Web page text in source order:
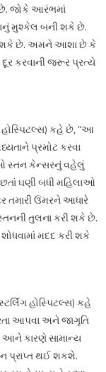
છે. જોકે આરંભમાં
મુશ્કેલ બની શકે છે.
શકે છે. અમને આશા છે કે
કરવાની જરૂર પ્રત્યે
હોસ્પિટલ્સ) કહે છે, “આ
પ્રમોટ કરવા
સ્તન કેન્સરનું વહેલું
ઘણી બધી મહિલાઓ
તમારી ઉંમરને આધારે
તુલના કરી શકે છે.
મદદ કરી શકે
હોસ્પિટલ્સ) કહે
આપવા અને જાગૃતિ
આને કારણે સામાન્ય
પ્રાપ્ત થઈ શકશે.